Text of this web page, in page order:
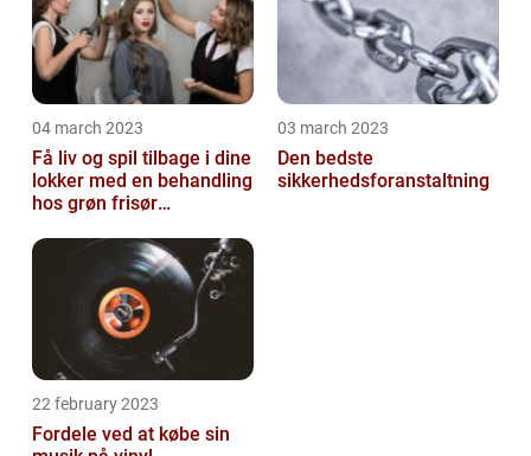
04 march 2023
Få liv og spil tilbage i dine
lokker med en behandling
hos grøn frisør
03 march 2023
Den bedste
sikkerhedsforanstaltning
22 february 2023
Fordele ved at købe sin